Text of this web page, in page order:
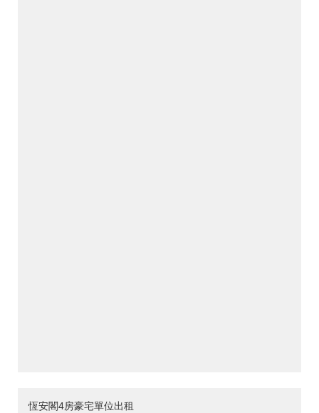
恆安閣4房豪宅單位出租